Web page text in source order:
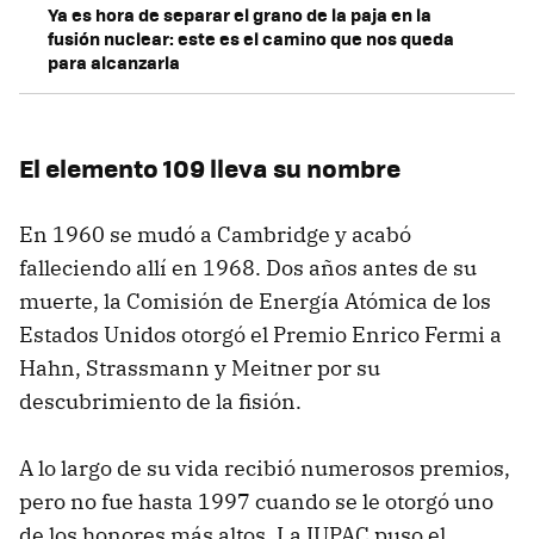
Ya es hora de separar el grano de la paja en la
fusión nuclear: este es el camino que nos queda
para alcanzarla
El elemento 109 lleva su nombre
En 1960 se mudó a Cambridge y acabó
falleciendo allí en 1968. Dos años antes de su
muerte, la Comisión de Energía Atómica de los
Estados Unidos otorgó el Premio Enrico Fermi a
Hahn, Strassmann y Meitner por su
descubrimiento de la fisión.
A lo largo de su vida recibió numerosos premios,
pero no fue hasta 1997 cuando se le otorgó uno